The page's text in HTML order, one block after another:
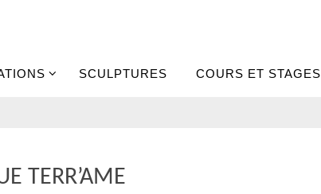
SCULPTURES COURS ET STAGES
TERR’AME